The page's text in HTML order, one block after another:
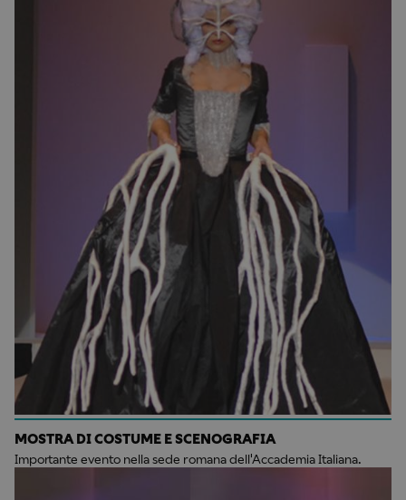
MOSTRA DI COSTUME E SCENOGRAFIA
Importante evento nella sede romana dell'Accademia Italiana.